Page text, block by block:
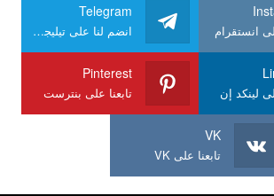
انستقرام
Telegram
انضم لنا على تيليجرام
لينكد إن
Pinterest
تابعنا على بنترست
VK
تابعنا على VK